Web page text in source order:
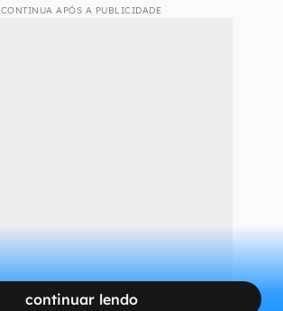
CONTINUA APÓS A PUBLICIDADE
continuar lendo